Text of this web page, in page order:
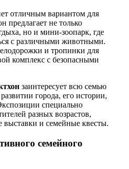
отличным вариантом для
предлагает не только
но и мини-зоопарк, где
с различными животными.
и тропинки для
комплекс с безопасными
заинтересует всю семью
города, его истории,
специально
разных возрастов,
выставки и семейные квесты.
семейного